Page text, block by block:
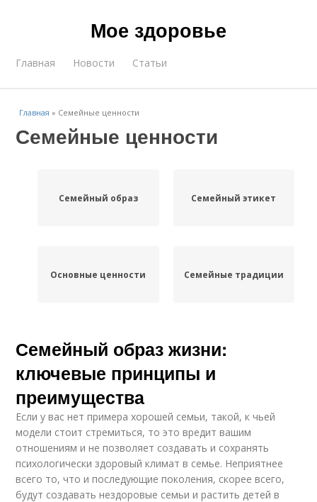
Мое здоровье
Главная Новости Статьи
Главная » Семейные ценности
Семейные ценности
Семейный образ Семейный этикет
Основные ценности Семейные традиции
Семейный образ жизни:
ключевые принципы и
преимущества
Если у вас нет примера хорошей семьи, такой, к чьей
модели стоит стремиться, то это вредит вашим
отношениям и не позволяет создавать и сохранять
психологически здоровый климат в семье. Неприятнее
всего то, что и последующие поколения, скорее всего,
будут создавать нездоровые семьи и растить детей в